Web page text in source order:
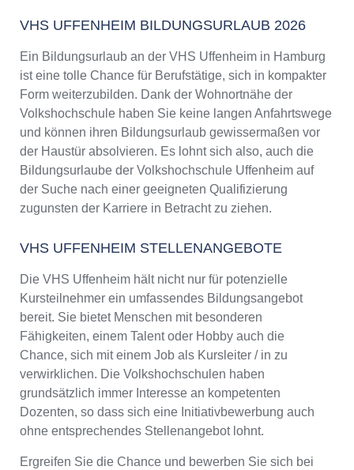
VHS UFFENHEIM BILDUNGSURLAUB 2026
Ein Bildungsurlaub an der VHS Uffenheim in Hamburg
ist eine tolle Chance für Berufstätige, sich in kompakter
Form weiterzubilden. Dank der Wohnortnähe der
Volkshochschule haben Sie keine langen Anfahrtswege
und können ihren Bildungsurlaub gewissermaßen vor
der Haustür absolvieren. Es lohnt sich also, auch die
Bildungsurlaube der Volkshochschule Uffenheim auf
der Suche nach einer geeigneten Qualifizierung
zugunsten der Karriere in Betracht zu ziehen.
VHS UFFENHEIM STELLENANGEBOTE
Die VHS Uffenheim hält nicht nur für potenzielle
Kursteilnehmer ein umfassendes Bildungsangebot
bereit. Sie bietet Menschen mit besonderen
Fähigkeiten, einem Talent oder Hobby auch die
Chance, sich mit einem Job als Kursleiter / in zu
verwirklichen. Die Volkshochschulen haben
grundsätzlich immer Interesse an kompetenten
Dozenten, so dass sich eine Initiativbewerbung auch
ohne entsprechendes Stellenangebot lohnt.
Ergreifen Sie die Chance und bewerben Sie sich bei